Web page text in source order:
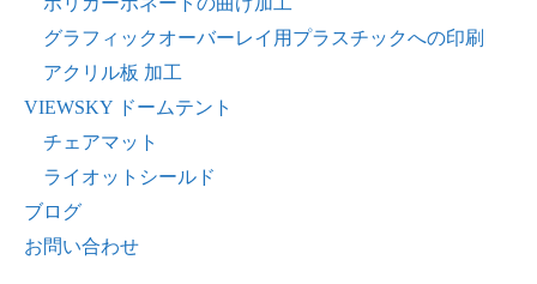
グラフィックオーバーレイ用プラスチックへの印刷
アクリル板 加工
VIEWSKY ドームテント
チェアマット
ライオットシールド
ブログ
お問い合わせ